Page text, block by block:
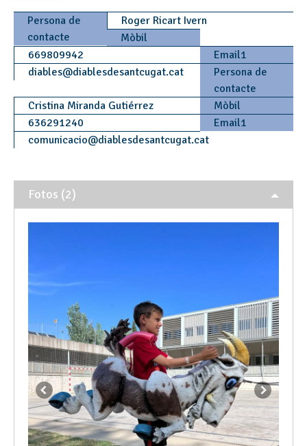
Persona de
contacte
Roger Ricart Ivern
Mòbil
669809942
Email1
diables@diablesdesantcugat.cat
Persona de
contacte
Cristina Miranda Gutiérrez
Mòbil
636291240
Email1
comunicacio@diablesdesantcugat.cat
Fotos (2)